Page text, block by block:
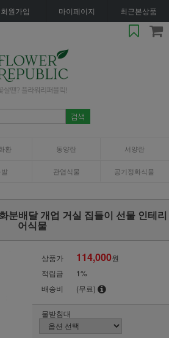
회원가입 마이페이지 최근본상품
환 동양란 서양란
관엽식물 공기정화식물
분배달 개업 거실 집들이 선물 인테리
어식물
상품가 114,000원
적립금
1%
배송비
(무료)
물받침대